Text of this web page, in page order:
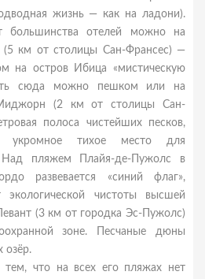
жизнь — как на ладони).
большинства отелей можно на
(5 км от столицы Сан-Франсес) —
на остров Ибица «мистическую
сюда можно пешком или на
Миджорн (2 км от столицы Сан-
полоса чистейших песков,
укромное тихое место для
Над пляжем Плайя-де-Пужолс в
развевается «синий флаг»,
экологической чистоты высшей
(3 км от городка Эс-Пужолс)
зоне. Песчаные дюны
озёр.
что на всех его пляжах нет